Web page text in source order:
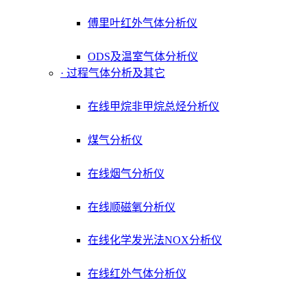
傅里叶红外气体分析仪
ODS及温室气体分析仪
· 过程气体分析及其它
在线甲烷非甲烷总烃分析仪
煤气分析仪
在线烟气分析仪
在线顺磁氧分析仪
在线化学发光法NOX分析仪
在线红外气体分析仪